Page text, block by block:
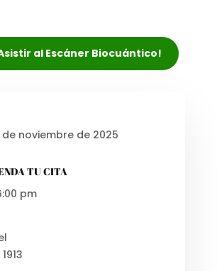
al Escáner Biocuántico!
de noviembre de 2025
TU CITA
pm